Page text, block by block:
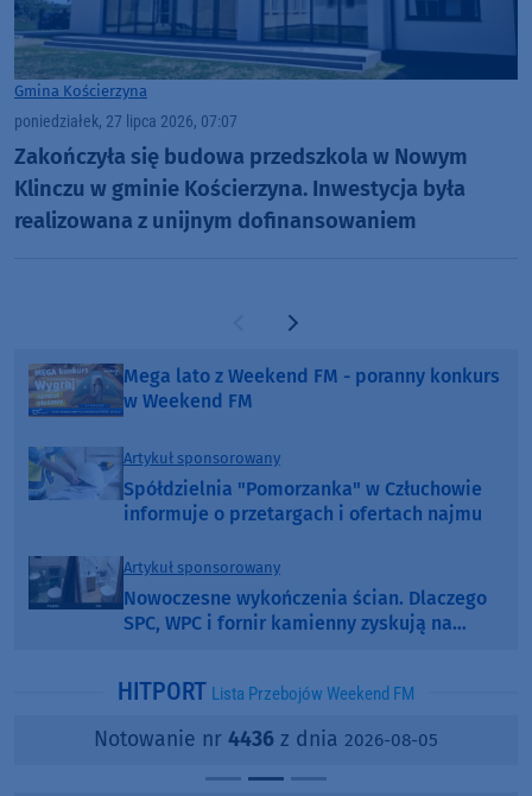
Gmina Kościerzyna
poniedziałek, 27 lipca 2026, 07:07
Zakończyła się budowa przedszkola w Nowym
Klinczu w gminie Kościerzyna. Inwestycja była
realizowana z unijnym dofinansowaniem
Poprzednia strona
Następna strona
Mega lato z Weekend FM - poranny konkurs
w Weekend FM
Artykuł sponsorowany
Spółdzielnia "Pomorzanka" w Człuchowie
informuje o przetargach i ofertach najmu
Artykuł sponsorowany
Nowoczesne wykończenia ścian. Dlaczego
SPC, WPC i fornir kamienny zyskują na
HITPORT Lista Przebojów Weekend FM
Notowanie nr 4436 z dnia 2026-08-05